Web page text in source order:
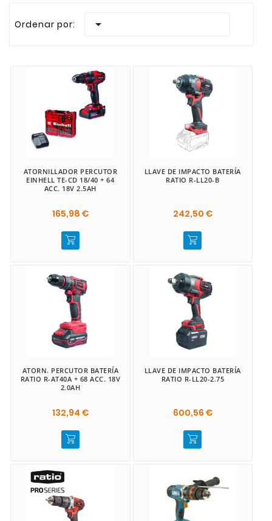
Ordenar por:

ATORNILLADOR PERCUTOR
EINHELL TE-CD 18/40 + 64
ACC. 18V 2.5AH
165,98 €
LLAVE DE IMPACTO BATERÍA
RATIO R-LL20-B
242,50 €
ATORN. PERCUTOR BATERÍA
RATIO R-AT40A + 68 ACC. 18V
2.0AH
132,94 €
LLAVE DE IMPACTO BATERÍA
RATIO R-LL20-2.75
600,56 €